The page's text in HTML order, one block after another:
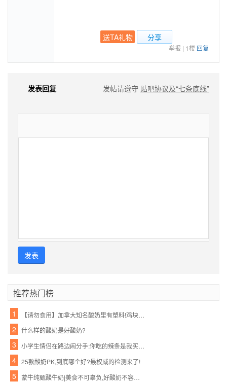
送TA礼物 分享
举报 | 1楼 回复
发表回复 发帖请遵守 贴吧协议及“七条底线”
发表
推荐热门榜
1
2 什么样的酸奶是好酸奶?
3
4 25款酸奶PK,到底哪个好?最权威的检测来了!
5